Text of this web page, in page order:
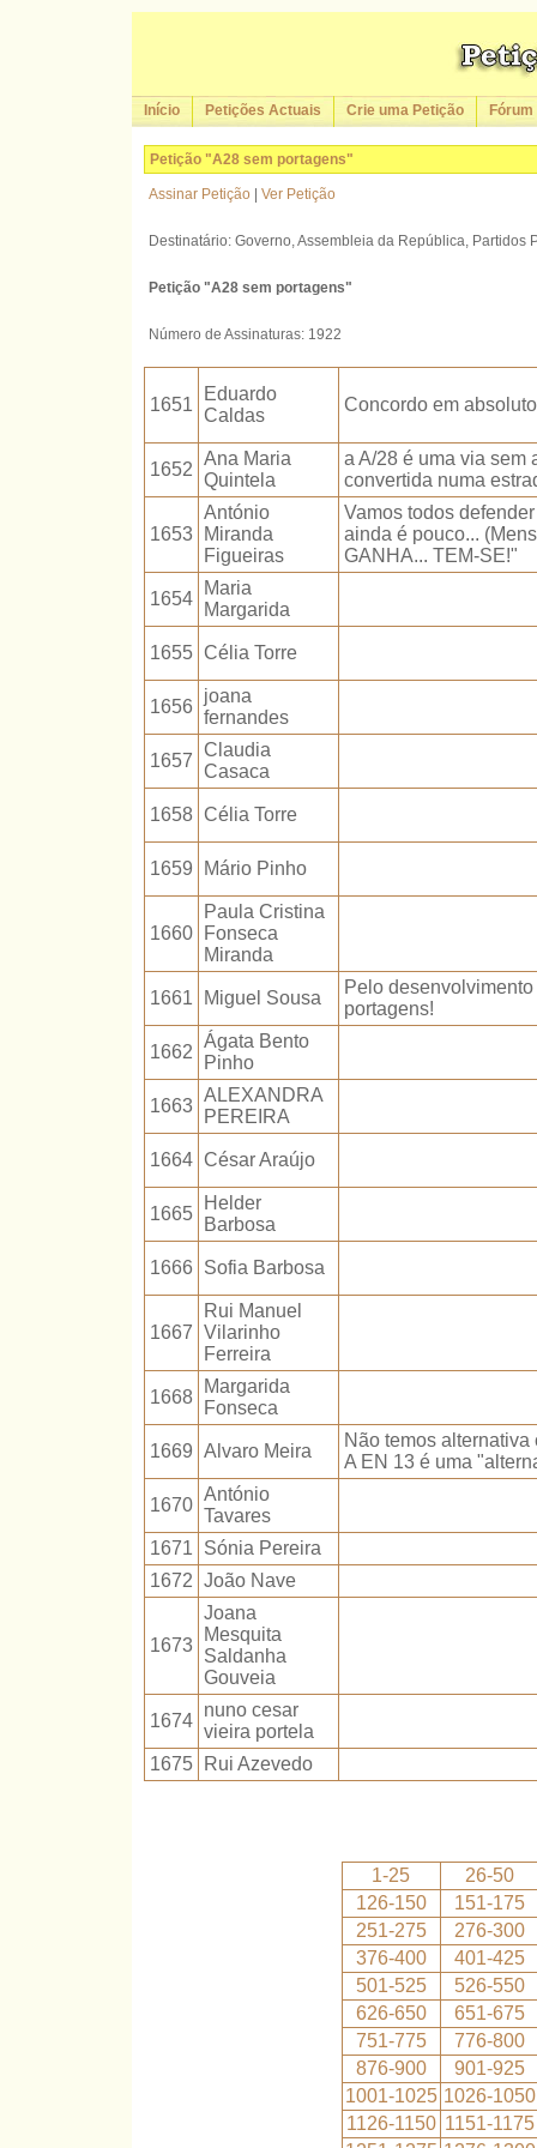
Início Petições Actuais Crie uma Petição Fórum
Petição "A28 sem portagens"
Assinar Petição Ver Petição
Destinatário: Governo, Assembleia da República, Partidos
Petição "A28 sem portagens"
Número de Assinaturas: 1922
1651
Eduardo
Caldas
Concordo em
1652
Ana Maria
Quintela
a A/28 é uma via sem
convertida numa
1653
António
Miranda
Figueiras
Vamos todos
ainda é pouco...
GANHA... TEM-SE!"
1654
Maria
Margarida
1655 Célia Torre
1656
joana
fernandes
1657
Claudia
Casaca
1658 Célia Torre
1659 Mário Pinho
1660
Paula Cristina
Fonseca
Miranda
1661 Miguel Sousa
Pelo
portagens!
1662
Ágata Bento
Pinho
1663
ALEXANDRA
PEREIRA
1664 César Araújo
1665
Helder
Barbosa
1666 Sofia Barbosa
1667
Rui Manuel
Vilarinho
Ferreira
1668
Margarida
Fonseca
1669 Alvaro Meira
Não temos
A EN 13 é uma
1670
António
Tavares
1671
Sónia Pereira
1672 João Nave
1673
Joana
Mesquita
Saldanha
Gouveia
1674
nuno cesar
vieira portela
1675
Rui Azevedo
1-25
26-50
126-150
151-175
251-275
276-300
376-400
401-425
501-525
526-550
626-650
651-675
751-775
776-800
876-900
901-925
1001-1025 1026-1050
1126-1150 1151-1175